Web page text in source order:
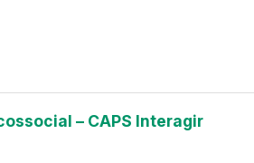
– CAPS Interagir